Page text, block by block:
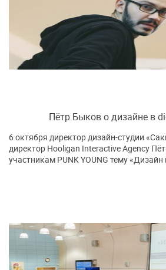
Пётр Быков о дизайне в
6 октября директор дизайн-студии
директор Hooligan Interactive Agency
участникам PUNK YOUNG тему